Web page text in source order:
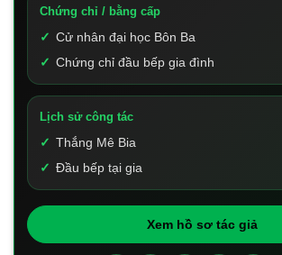
Chứng chỉ / bằng cấp
Cử nhân đại học Bôn Ba
Chứng chỉ đầu bếp gia đình
Lịch sử công tác
Thắng Mê Bia
Đầu bếp tại gia
Xem hồ sơ tác giả